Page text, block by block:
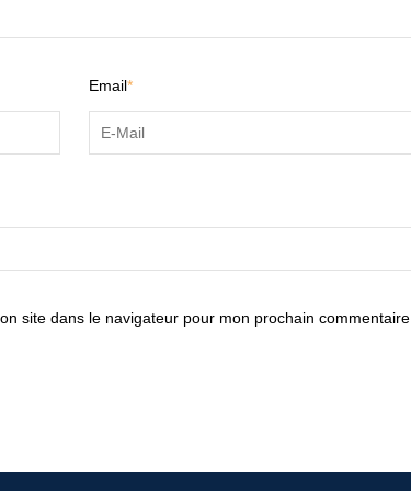
Email*
site dans le navigateur pour mon prochain commentaire.